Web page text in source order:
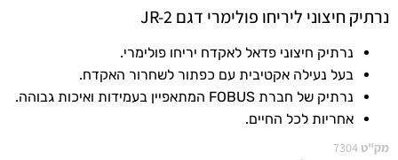
נרתיק חיצוני ליריחו פולימרי דגם JR-2
נרתיק חיצוני פדאל לאקדח יריחו פולימרי.
בעל נעילה אקטיבית עם כפתור לשחרור האקדח.
נרתיק של חברת FOBUS המתאפיין בעמידות ואיכות גבוהה.
אחריות לכל החיים.
מק"ט 7304